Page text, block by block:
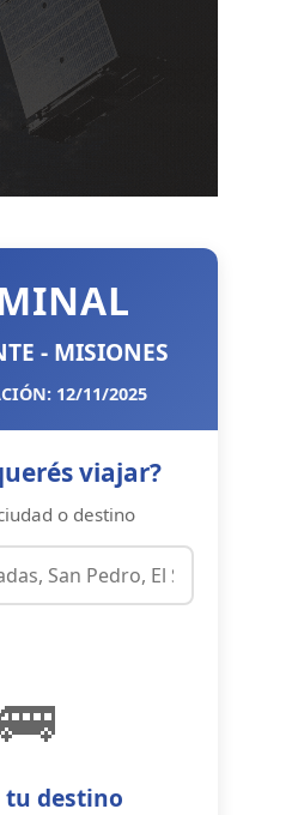
- MISIONES
12/11/2025
viajar?
o destino
tu destino